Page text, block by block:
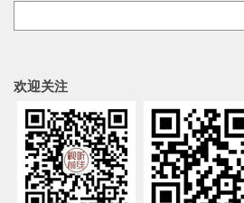
欢迎关注